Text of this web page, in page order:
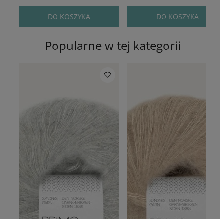
DO KOSZYKA DO KOSZYKA
Popularne w tej kategorii